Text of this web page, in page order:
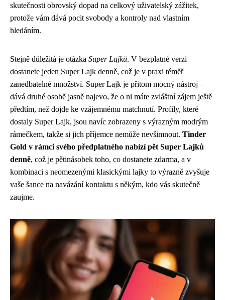
skutečnosti obrovský dopad na celkový uživatelský zážitek,
protože vám dává pocit svobody a kontroly nad vlastním
hledáním.
Stejně důležitá je otázka Super Lajků. V bezplatné verzi
dostanete jeden Super Lajk denně, což je v praxi téměř
zanedbatelné množství. Super Lajk je přitom mocný nástroj –
dává druhé osobě jasně najevo, že o ni máte zvláštní zájem ještě
předtím, než dojde ke vzájemnému matchnutí. Profily, které
dostaly Super Lajk, jsou navíc zobrazeny s výrazným modrým
rámečkem, takže si jich příjemce nemůže nevšimnout. Tinder
Gold v rámci svého předplatného nabízí pět Super Lajků
denně, což je pětinásobek toho, co dostanete zdarma, a v
kombinaci s neomezenými klasickými lajky to výrazně zvyšuje
vaše šance na navázání kontaktu s někým, kdo vás skutečně
zaujme.